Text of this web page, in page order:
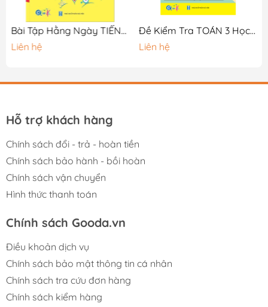
Bài Tập Hằng Ngày TIẾNG VIỆT 1 - Tập 1 - Cánh Diều
Liên hệ
Đề Kiểm Tra TOÁN 3 Học Kì 1
Liên hệ
Hỗ trợ khách hàng
Chính sách đổi - trả - hoàn tiền
Chính sách bảo hành - bồi hoàn
Chính sách vận chuyển
Hình thức thanh toán
Chính sách Gooda.vn
Điều khoản dịch vụ
Chính sách bảo mật thông tin cá nhân
Chính sách tra cứu đơn hàng
Chính sách kiểm hàng